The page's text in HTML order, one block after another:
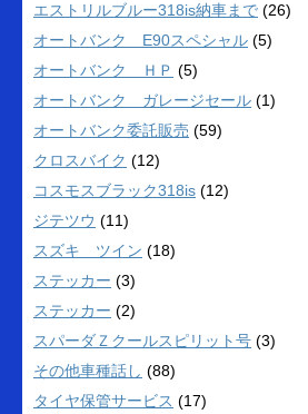
エストリルブルー318is納車まで (26)
オートバンク E90スペシャル (5)
オートバンク ＨＰ (5)
オートバンク ガレージセール (1)
オートバンク委託販売 (59)
クロスバイク (12)
コスモスブラック318is (12)
ジテツウ (11)
スズキ ツイン (18)
ステッカー (3)
ステッカー (2)
スパーダＺクールスピリット号 (3)
その他車種話し (88)
タイヤ保管サービス (17)